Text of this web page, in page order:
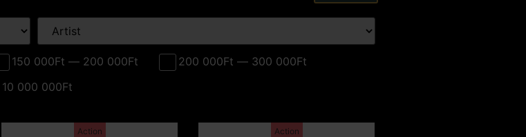
150 000Ft — 200 000Ft
200 000Ft — 300 000Ft
000 000Ft
Action Action